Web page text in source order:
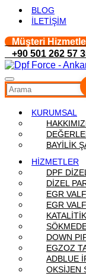
BLOG
İLETİŞİM
Müşteri
+90 501 262 57
KURUMSAL
BAYİLİK
HİZMETLER
DPF
DİZEL
EGR
EGR
DOWN
EGZOZ
ADBLUE
OKSİJEN